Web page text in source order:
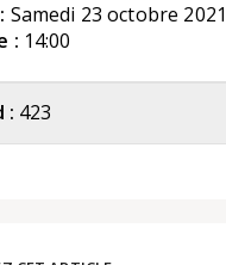
Samedi 23 octobre 2021
: 14:00
: 423